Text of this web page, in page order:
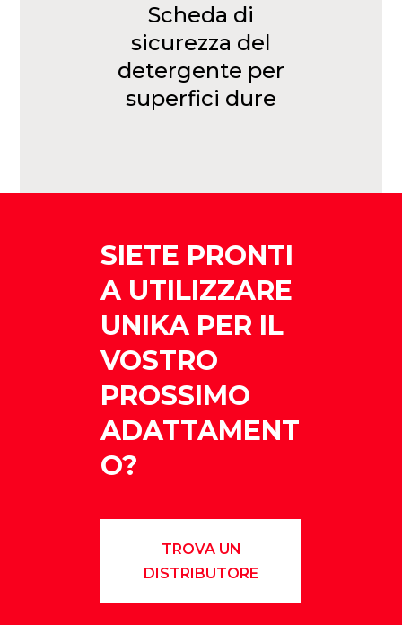
Scheda di
sicurezza del
detergente per
superfici dure
SIETE PRONTI
A UTILIZZARE
UNIKA PER IL
VOSTRO
PROSSIMO
ADATTAMENT
O?
TROVA UN
DISTRIBUTORE